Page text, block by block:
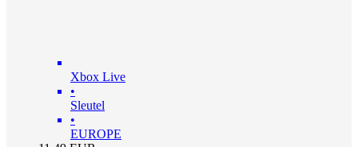
Xbox Live
•
Sleutel
•
EUROPE